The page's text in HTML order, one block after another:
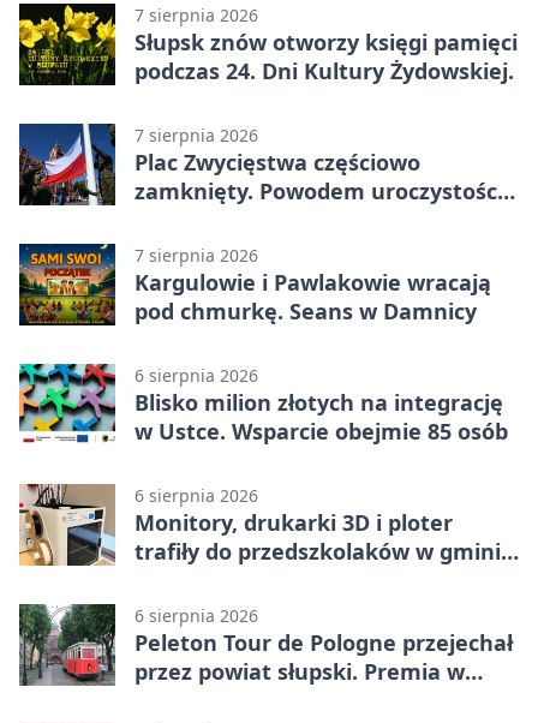
7 sierpnia 2026
Słupsk znów otworzy księgi pamięci
podczas 24. Dni Kultury Żydowskiej.
7 sierpnia 2026
Plac Zwycięstwa częściowo
zamknięty. Powodem uroczystości
7 sierpnia 2026
Kargulowie i Pawlakowie wracają
pod chmurkę. Seans w Damnicy
6 sierpnia 2026
Blisko milion złotych na integrację
w Ustce. Wsparcie obejmie 85 osób
6 sierpnia 2026
Monitory, drukarki 3D i ploter
trafiły do przedszkolaków w gminie
6 sierpnia 2026
Peleton Tour de Pologne przejechał
przez powiat słupski. Premia w